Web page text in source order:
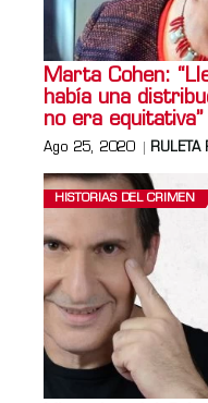
Marta Cohen:
había una
no era equitativa”
Ago 25, 2020 RULETA
HISTORIAS DEL CRIMEN